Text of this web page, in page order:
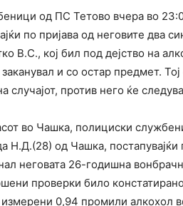
од ПС Тетово вчера во
по пријава од неговите два
В.С., кој бил под дејство на
и со остар предмет.
случајот, против него ќе
во Чашка, полициски
Н.Д.(28) од Чашка, постапувајќи
неговата 26-годишна
проверки било
0,94 промили алкохол